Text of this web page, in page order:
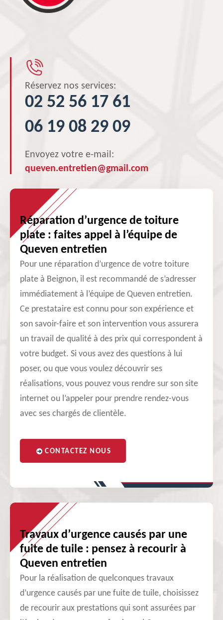
Réservez nos services:
02 52 56 17 61
06 19 08 29 09
Envoyez votre e-mail:
queven.entretien@gmail.com
Réparation d’urgence de toiture
plate : faites appel à l’équipe de
Queven entretien
Pour une réparation d’urgence de votre toiture
plate à Beignon, il est recommandé de s’adresser
immédiatement à l’équipe de Queven entretien.
Ce prestataire est connu pour son expérience et
son savoir-faire et son intervention vous assurera
un travail de qualité à des prix qui correspondent à
votre budget. Si vous avez des questions à lui
poser, ou que vous voulez découvrir ses
réalisations, vous pouvez vous rendre sur son site
internet ou l’appeler pour prendre rendez-vous
avec ses chargés de clientèle.
CONTACTEZ NOUS
Travaux d’urgence causés par une
fuite de tuile : pensez à recourir à
Queven entretien
Pour la réalisation de quelconques travaux
d’urgence causés par une fuite de tuile, choisissez
de recourir aux prestations qui sont assurées par